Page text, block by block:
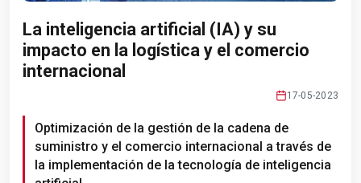
La inteligencia artificial (IA) y su
impacto en la logística y el comercio
internacional
17-05-2023
Optimización de la gestión de la cadena de
suministro y el comercio internacional a través de
la implementación de la tecnología de inteligencia